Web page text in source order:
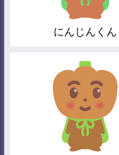
にんじんくん